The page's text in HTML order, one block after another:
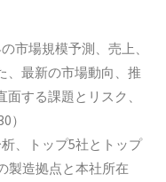
市場規模予測、売上、
、最新の市場動向、推
する課題とリスク、
）
、トップ5社とトップ
製造拠点と本社所在